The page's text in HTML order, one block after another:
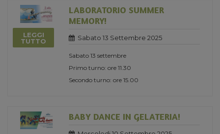
LEGGI
TUTTO
LABORATORIO SUMMER
MEMORY!
Sabato 13 Settembre 2025
Sabato 13 settembre
Primo turno: ore 11.30
Secondo turno: ore 15.00
BABY DANCE IN GELATERIA!